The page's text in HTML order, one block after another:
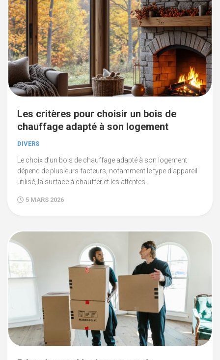
Les critères pour choisir un bois de
chauffage adapté à son logement
DIVERS
Le choix d’un bois de chauffage adapté à son logement
dépend de plusieurs facteurs, notamment le type d’appareil
utilisé, la surface à chauffer et les attentes...
5 MARS 2026